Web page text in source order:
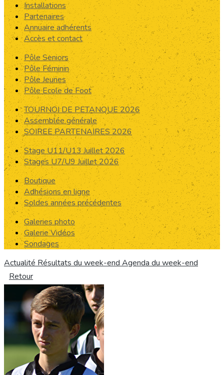
Installations
Partenaires
Annuaire adhérents
Accès et contact
Pôle Seniors
Pôle Féminin
Pôle Jeunes
Pôle Ecole de Foot
TOURNOI DE PETANQUE 2026
Assemblée générale
SOIREE PARTENAIRES 2026
Stage U11/U13 Juillet 2026
Stages U7/U9 Juillet 2026
Boutique
Adhésions en ligne
Soldes années précédentes
Galeries photo
Galerie Vidéos
Sondages
Actualité Résultats du week-end Agenda du week-end
Retour